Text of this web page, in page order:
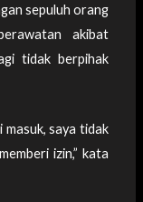
sepuluh orang
akibat
tidak berpihak
masuk, saya tidak
izin,” kata